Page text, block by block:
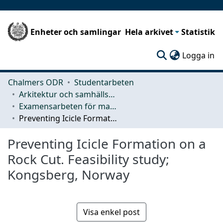
Enheter och samlingar Hela arkivet Statistik
Logga in
Chalmers ODR
Studentarbeten
Arkitektur och samhällsbyggnadsteknik (ACE)
Examensarbeten för masterexamen
Preventing Icicle Formation on a Rock Cut. Feasibility study; Kongsberg, Norway
Preventing Icicle Formation on a
Rock Cut. Feasibility study;
Kongsberg, Norway
Visa enkel post